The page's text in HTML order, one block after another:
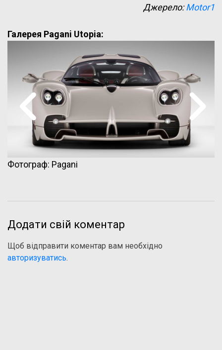
Джерело:Motor1
Галерея Pagani Utopia:
Фотограф: Pagani
Додати свій коментар
Щоб відправити коментар вам необхідно
авторизуватись.